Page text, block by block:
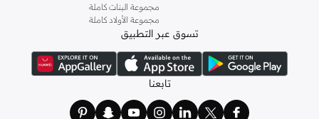
مجموعة البنات كاملة
مجموعة الأولاد كاملة
تسوق عبر التطبيق
تابعنا